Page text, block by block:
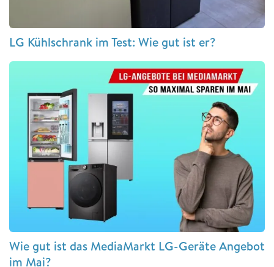
LG Kühlschrank im Test: Wie gut ist er?
Wie gut ist das MediaMarkt LG-Geräte Angebot
im Mai?